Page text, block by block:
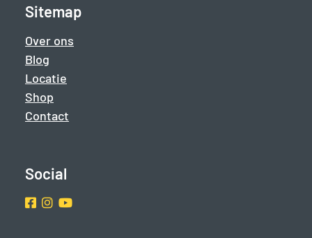
Sitemap
Over ons
Blog
Locatie
Shop
Contact
Social
Facebook
Instragram
Youtube